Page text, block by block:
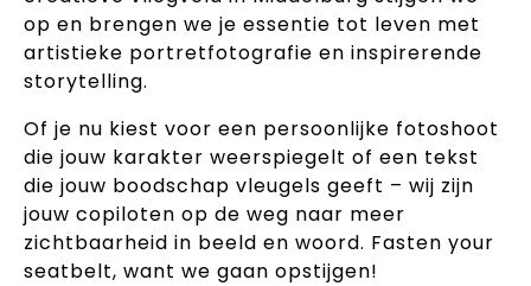
op en brengen we je essentie tot leven met
artistieke portretfotografie en inspirerende
storytelling.
Of je nu kiest voor een persoonlijke fotoshoot
die jouw karakter weerspiegelt of een tekst
die jouw boodschap vleugels geeft – wij zijn
jouw copiloten op de weg naar meer
zichtbaarheid in beeld en woord. Fasten your
seatbelt, want we gaan opstijgen!